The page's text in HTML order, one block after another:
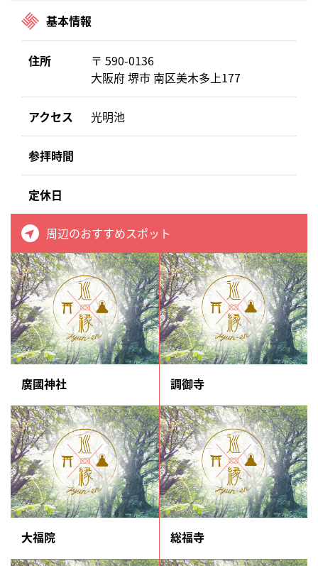
基本情報
住所
〒 590-0136
大阪府 堺市 南区美木多上177
アクセス 光明池
参拝時間
定休日
周辺のおすすめスポット
廣國神社 調御寺
大福院 総福寺